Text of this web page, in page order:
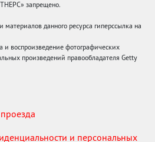
запрещено.
данного ресурса гиперссылка на
и воспроизведение фотографических
произведений правообладателя Getty
и персональных